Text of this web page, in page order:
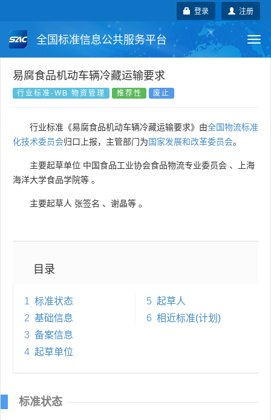
注册
登录
全国标准信息公共服务平台
国家标准 行业标准
国外标准 技术委员会
易腐食品机动车辆冷藏运输要求
行业标准-WB 物资管理 推荐性 废止
行业标准《易腐食品机动车辆冷藏运输要求》由全国物流标准
化技术委员会归口上报，主管部门为国家发展和改革委员会。
主要起草单位 中国食品工业协会食品物流专业委员会 、
上海
海洋大学食品学院等 。
主要起草人 张签名 、 谢晶等 。
目录
1 标准状态
2 基础信息
3 备案信息
4 起草单位
5 起草人
6 相近标准(计划)
标准状态